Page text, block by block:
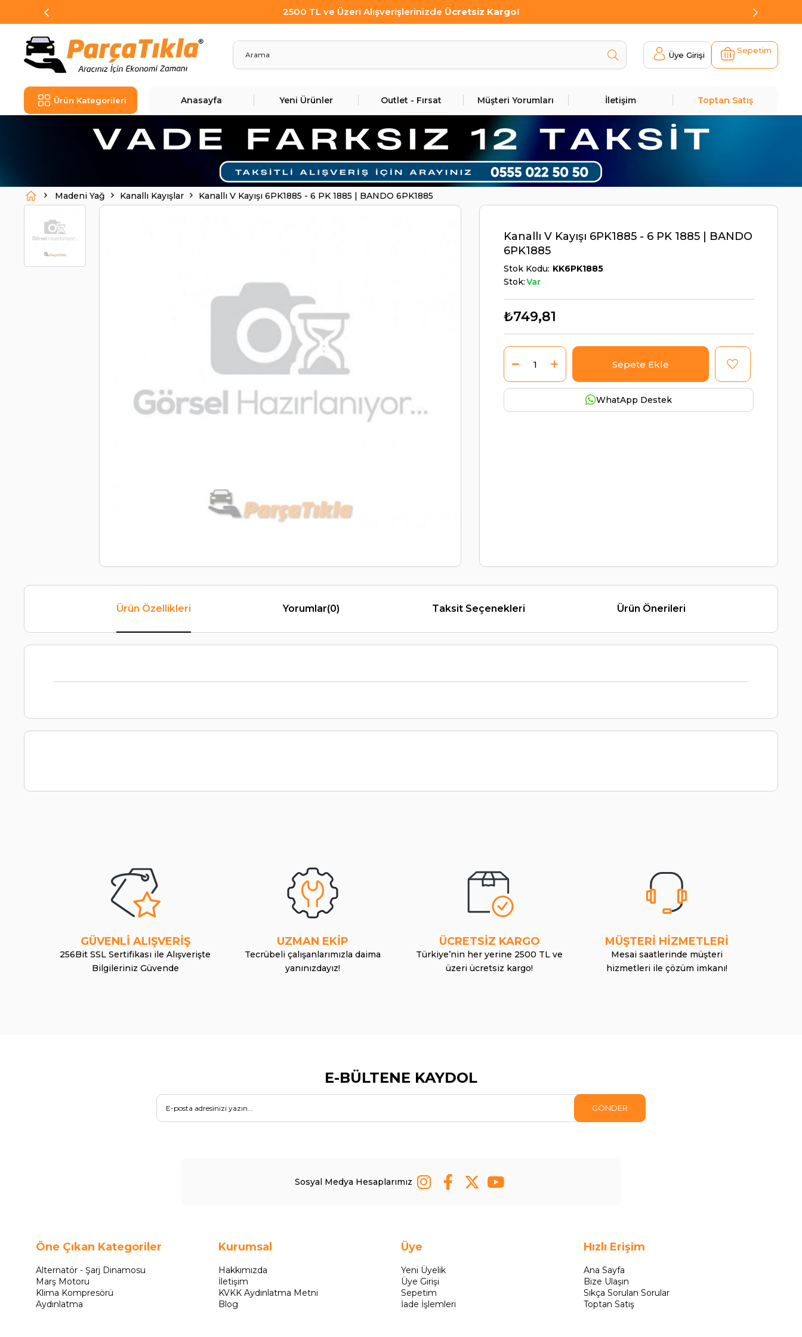
2500 TL ve Üzeri Alışverişlerinizde Ücretsiz Kargo!
Üye Girişi Sepetim
Ürün Kategorileri Anasayfa Yeni Ürünler Outlet - Fırsat Müşteri Yorumları İletişim Toptan Satış
Madeni Yağ Kanallı Kayışlar Kanallı V Kayışı 6PK1885 - 6 PK 1885 | BANDO 6PK1885
Kanallı V Kayışı 6PK1885 - 6 PK 1885 | BANDO
6PK1885
Stok Kodu KK6PK1885
Stok:Var
₺749,81
WhatApp Destek
Ürün Özellikleri Yorumlar(0) Taksit Seçenekleri Ürün Önerileri
GÜVENLİ ALIŞVERİŞ
256Bit SSL Sertifikası ile Alışverişte
Bilgileriniz Güvende
UZMAN EKİP
Tecrübeli çalışanlarımızla daima
yanınızdayız!
ÜCRETSİZ KARGO
Türkiye’nin her yerine 2500 TL ve
üzeri ücretsiz kargo!
MÜŞTERİ HİZMETLERİ
Mesai saatlerinde müşteri
hizmetleri ile çözüm imkanı!
E-BÜLTENE KAYDOL
GÖNDER
Sosyal Medya Hesaplarımız
Öne Çıkan Kategoriler
Alternatör - Şarj Dinamosu
Marş Motoru
Klima Kompresörü
Aydınlatma
Kurumsal
Hakkımızda
İletişim
KVKK Aydınlatma Metni
Blog
Üye
Yeni Üyelik
Üye Girişi
Sepetim
İade İşlemleri
Hızlı Erişim
Ana Sayfa
Bize Ulaşın
Sıkça Sorulan Sorular
Toptan Satış